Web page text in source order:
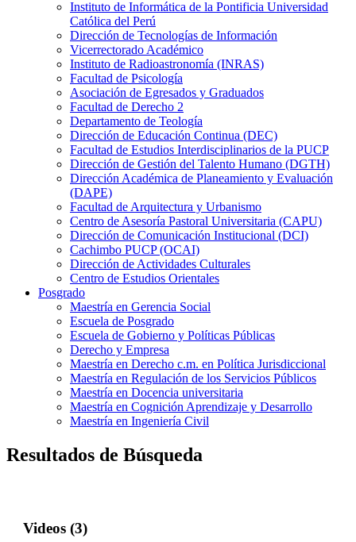
Instituto de Informática de la Pontificia Universidad
Católica del Perú
Dirección de Tecnologías de Información
Vicerrectorado Académico
Instituto de Radioastronomía (INRAS)
Facultad de Psicología
Asociación de Egresados y Graduados
Facultad de Derecho 2
Departamento de Teología
Dirección de Educación Continua (DEC)
Facultad de Estudios Interdisciplinarios de la PUCP
Dirección de Gestión del Talento Humano (DGTH)
Dirección Académica de Planeamiento y Evaluación
(DAPE)
Facultad de Arquitectura y Urbanismo
Centro de Asesoría Pastoral Universitaria (CAPU)
Dirección de Comunicación Institucional (DCI)
Cachimbo PUCP (OCAI)
Dirección de Actividades Culturales
Centro de Estudios Orientales
Posgrado
Maestría en Gerencia Social
Escuela de Posgrado
Escuela de Gobierno y Políticas Públicas
Derecho y Empresa
Maestría en Derecho c.m. en Política Jurisdiccional
Maestría en Regulación de los Servicios Públicos
Maestría en Docencia universitaria
Maestría en Cognición Aprendizaje y Desarrollo
Maestría en Ingeniería Civil
Resultados de Búsqueda
Videos (3)